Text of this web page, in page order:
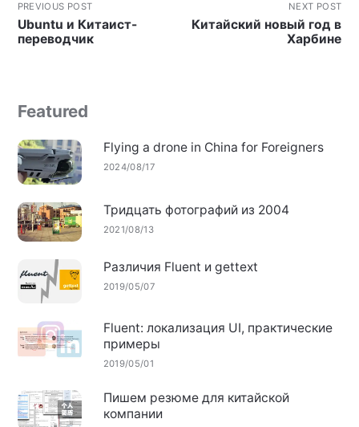
PREVIOUS POST
Ubuntu и Китаист-
переводчик
NEXT POST
Китайский новый год в
Харбине
Featured
Flying a drone in China for Foreigners
2024/08/17
Тридцать фотографий из 2004
2021/08/13
Различия Fluent и gettext
2019/05/07
Fluent: локализация UI, практические
примеры
2019/05/01
Пишем резюме для китайской
компании